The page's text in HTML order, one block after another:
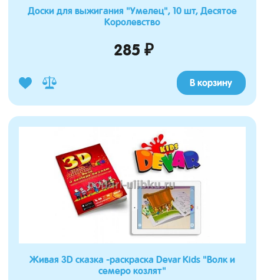
Доски для выжигания "Умелец", 10 шт, Десятое
Королевство
285 ₽
В корзину
Живая 3D сказка -раскраска Devar Kids "Волк и
семеро козлят"